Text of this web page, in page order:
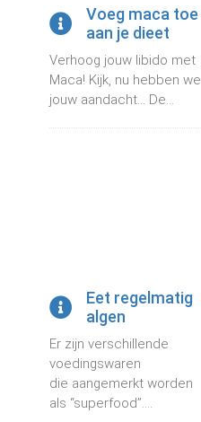
Voeg maca toe
aan je dieet
Verhoog jouw libido met
Maca! Kijk, nu hebben we
jouw aandacht… De...
Eet regelmatig
algen
Er zijn verschillende
voedingswaren
die aangemerkt worden
als “superfood”....